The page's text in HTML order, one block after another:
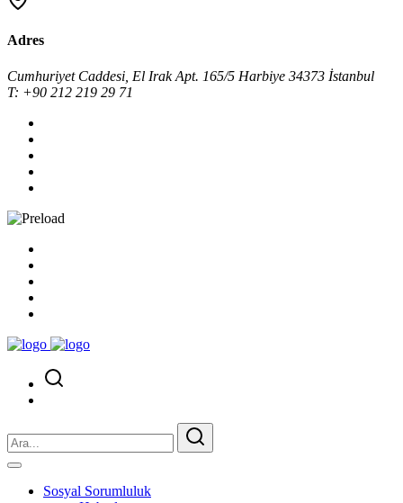
Adres
Cumhuriyet Caddesi, El Irak Apt. 165/5 Harbiye 34373 İstanbul
T: +90 212 219 29 71
Sosyal Sorumluluk